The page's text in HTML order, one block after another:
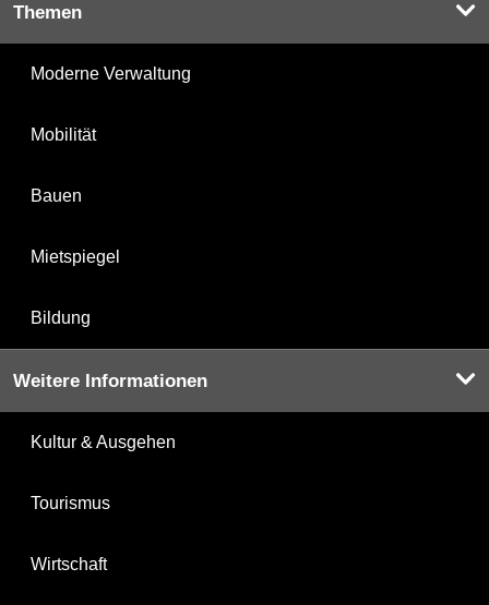
Themen
Moderne Verwaltung
Mobilität
Bauen
Mietspiegel
Bildung
Weitere Informationen
Kultur & Ausgehen
Tourismus
Wirtschaft